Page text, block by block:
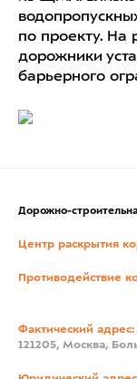
по проекту. На
дорожники
барьерного
Дорожно-
Центр раскрытия
Противодействие
Фактический адрес:
121205, Москва,